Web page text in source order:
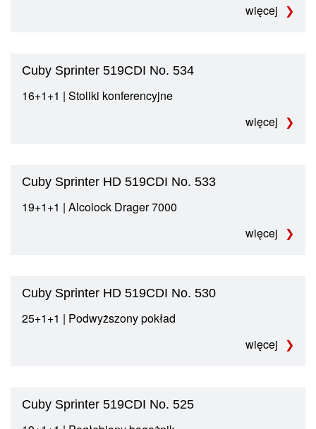
więcej
Cuby Sprinter 519CDI No. 534
16+1+1 | Stoliki konferencyjne
więcej
Cuby Sprinter HD 519CDI No. 533
19+1+1 | Alcolock Drager 7000
więcej
Cuby Sprinter HD 519CDI No. 530
25+1+1 | Podwyższony pokład
więcej
Cuby Sprinter 519CDI No. 525